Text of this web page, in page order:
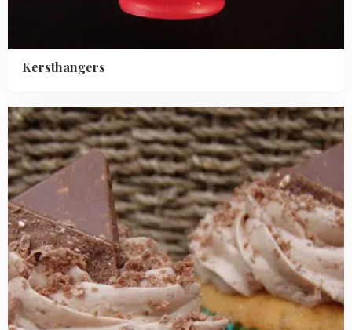
Kersthangers
Read
more
about
Toblerone
cupcakes